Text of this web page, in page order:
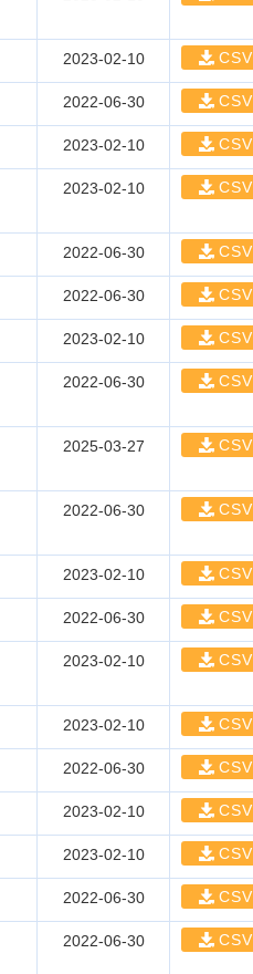
2023-02-10 CSV
2022-06-30 CSV
2023-02-10 CSV
2023-02-10 CSV
2022-06-30 CSV
2022-06-30 CSV
2023-02-10 CSV
2022-06-30 CSV
2025-03-27 CSV
2022-06-30 CSV
2023-02-10 CSV
2022-06-30 CSV
2023-02-10 CSV
2023-02-10 CSV
2022-06-30 CSV
2023-02-10 CSV
2023-02-10 CSV
2022-06-30 CSV
2022-06-30 CSV